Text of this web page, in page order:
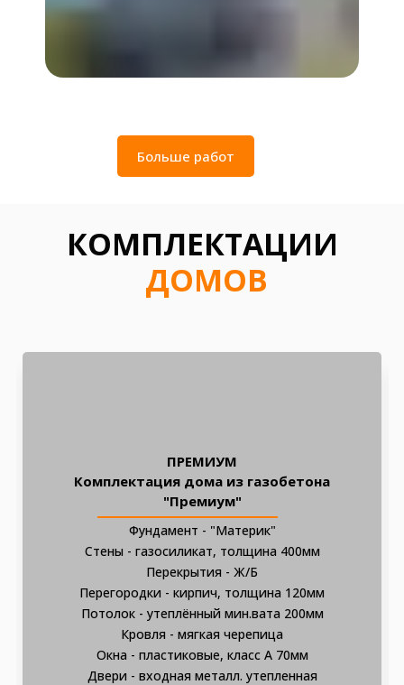
Больше работ
КОМПЛЕКТАЦИИ
ДОМОВ
ПРЕМИУМ
Комплектация дома из газобетона
"Премиум"
Фундамент - "Материк"
Стены - газосиликат, толщина 400мм
Перекрытия - Ж/Б
Перегородки - кирпич, толщина 120мм
Потолок - утеплённый мин.вата 200мм
Кровля - мягкая черепица
Окна - пластиковые, класс А 70мм
Двери - входная металл. утепленная